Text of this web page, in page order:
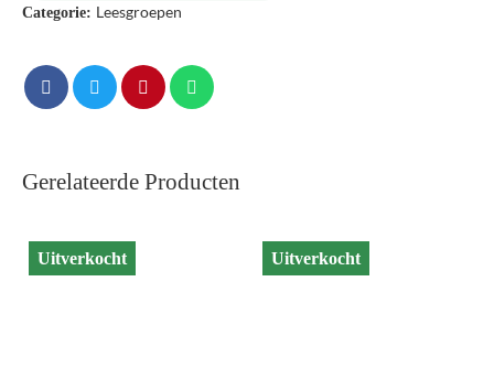
Categorie: Leesgroepen
Gerelateerde Producten
Uitverkocht Uitverkocht